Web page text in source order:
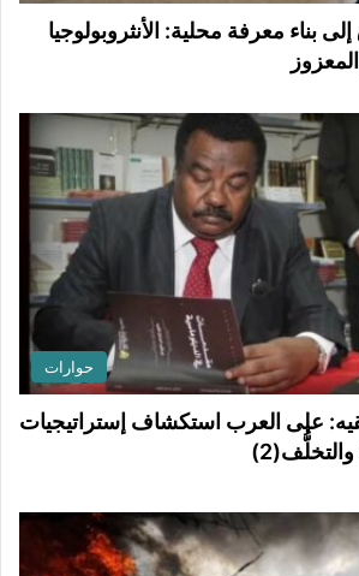
بناء معرفة محلية: الأنثروبولوجيا
حوارات
على العرب استكشاف إستراتيجيات